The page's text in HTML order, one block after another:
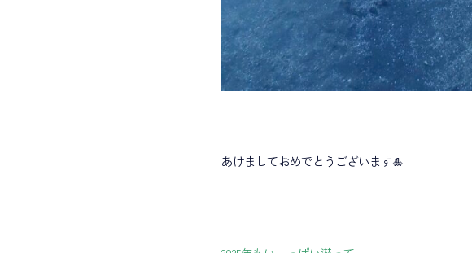
あけましておめでとうございます🎍